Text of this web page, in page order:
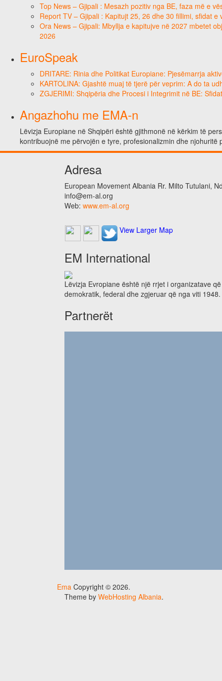
Top News – Gjipali : Mesazh pozitiv nga BE, faza më e
Report TV – Gjipali : Kapitujt 25, 26 dhe 30 fillimi, sfidat
Ora News – Gjipali: Mbyllja e kapitujve në 2027 mbetet
2026
EuroSpeak
DRITARE: Rinia dhe Politikat Europiane: Pjesëmarrja
KARTOLINA: Gjashtë muaj të tjerë për veprim: A do ta
ZGJERIMI: Shqipëria dhe Procesi i Integrimit në BE:
Angazhohu me EMA-n
Lëvizja Europiane në Shqipëri është gjithmonë në kërkim të
kontribuojnë me përvojën e tyre, profesionalizmin dhe
Adresa
European Movement Albania Rr. Milto Tutulani,
info@em-al.org
Web: www.em-al.org
View Larger Map
EM International
Lëvizja Evropiane është një rrjet i organizatave
demokratik, federal dhe zgjeruar që nga viti 1948.
Partnerët
Ema Copyright © 2026.
Theme by WebHosting Albania.